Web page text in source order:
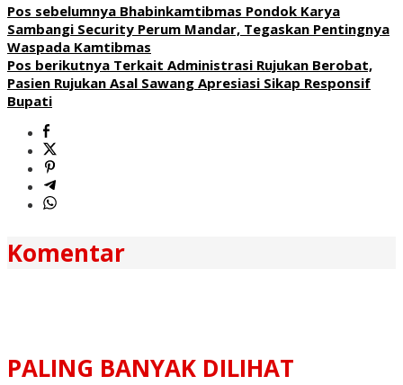
Pos sebelumnya Bhabinkamtibmas Pondok Karya
Sambangi Security Perum Mandar, Tegaskan Pentingnya
Waspada Kamtibmas
Pos berikutnya Terkait Administrasi Rujukan Berobat,
Pasien Rujukan Asal Sawang Apresiasi Sikap Responsif
Bupati
Komentar
PALING BANYAK DILIHAT